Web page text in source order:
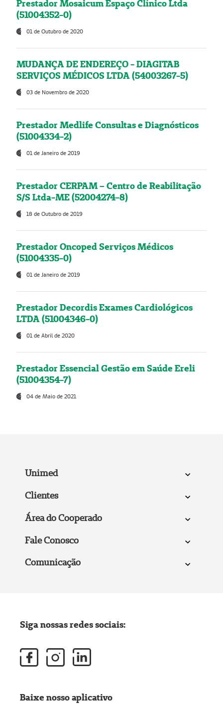
Prestador Mosaicum Espaço Clínico Ltda
(51004352-0)
01 de Outubro de 2020
MUDANÇA DE ENDEREÇO - DIAGITAB
SERVIÇOS MÉDICOS LTDA (54003267-5)
03 de Novembro de 2020
Prestador Medlife Consultas e Diagnósticos
(51004334-2)
01 de Janeiro de 2019
Prestador CERPAM – Centro de Reabilitação
S/S Ltda-ME (52004274-8)
18 de Outubro de 2019
Prestador Oncoped Serviços Médicos
(51004335-0)
01 de Janeiro de 2019
Prestador Decordis Exames Cardiológicos
LTDA (51004346-0)
01 de Abril de 2020
Prestador Essencial Gestão em Saúde Ereli
(51004354-7)
04 de Maio de 2021
Unimed
Clientes
Área do Cooperado
Fale Conosco
Comunicação
Siga nossas redes sociais:
Baixe nosso aplicativo